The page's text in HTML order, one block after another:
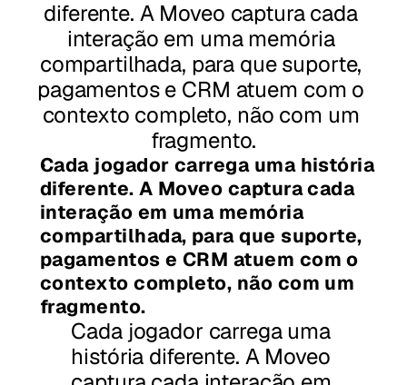
diferente. A Moveo captura cada
interação em uma memória
compartilhada, para que suporte,
pagamentos e CRM atuem com o
contexto completo, não com um
fragmento.
Cada jogador carrega uma história
diferente. A Moveo captura cada
interação em uma memória
compartilhada, para que suporte,
pagamentos e CRM atuem com o
contexto completo, não com um
fragmento.
Cada jogador carrega uma
história diferente. A Moveo